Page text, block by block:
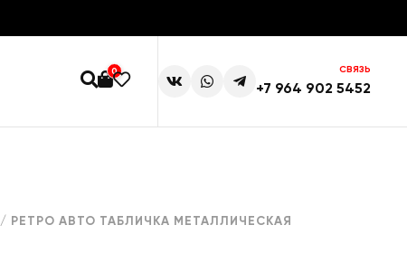
0 СВЯЗЬ
+7 964 902 5452
/ РЕТРО АВТО ТАБЛИЧКА МЕТАЛЛИЧЕСКАЯ